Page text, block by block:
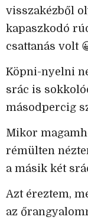
visszakézből
kapaszkodó
csattanás volt
Köpni-nyelni
srác is
másodpercig
Mikor
rémülten
a másik két
Azt éreztem,
az